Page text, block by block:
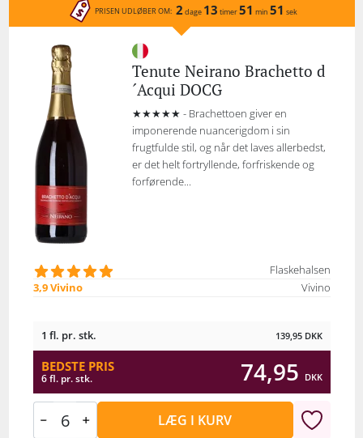
PRISEN UDLØBER OM: 2 dage 13 timer51 min 51 sek
Tenute Neirano Brachetto d
´Acqui DOCG
★★★★★ - Brachettoen giver en
imponerende nuancerigdom i sin
frugtfulde stil, og når det laves allerbedst,
er det helt fortryllende, forfriskende og
forførende...
Flaskehalsen
3,9 Vivino
Vivino
1 fl. pr. stk. 139,95 DKK
BEDSTE PRIS
6 fl. pr. stk. 74,95 DKK
LÆG I KURV